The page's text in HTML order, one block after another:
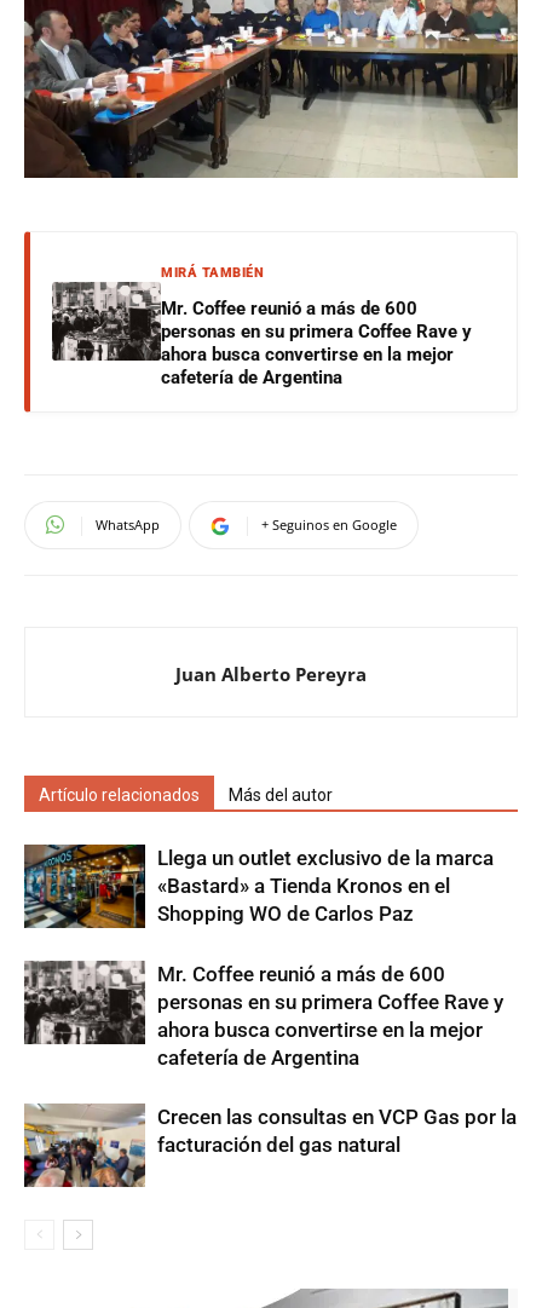
MIRÁ TAMBIÉN
Mr. Coffee reunió a más de 600
personas en su primera Coffee Rave y
ahora busca convertirse en la mejor
cafetería de Argentina
WhatsApp + Seguinos en Google
Juan Alberto Pereyra
Artículo relacionados Más del autor
Llega un outlet exclusivo de la marca
«Bastard» a Tienda Kronos en el
Shopping WO de Carlos Paz
Mr. Coffee reunió a más de 600
personas en su primera Coffee Rave y
ahora busca convertirse en la mejor
cafetería de Argentina
Crecen las consultas en VCP Gas por la
facturación del gas natural